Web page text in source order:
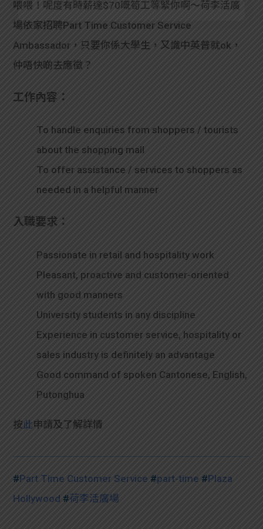
喂喂！呢度有時薪達$70嘅筍工等緊你啊～荷李活廣
場依家招聘Part Time Customer Service
Ambassador，只要你係大學生，又識中英普就ok，
仲唔快啲去應徵？
工作內容：
To handle enquiries from shoppers / tourists
about the shopping mall
To offer assistance / services to shoppers as
needed in a helpful manner
入職要求：
Passionate in retail and hospitality work
Pleasant, proactive and customer-oriented
with good manners
University students in any discipline
Experience in customer service, hospitality or
sales industry is definitely an advantage
Good command of spoken Cantonese, English,
Putonghua
按此申請及了解詳情
#Part Time Customer Service #part-time #Plaza
Hollywood #荷李活廣場